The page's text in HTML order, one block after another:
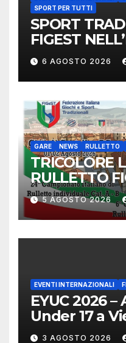
SPORT PER TUTTI
SPORT
FIGEST
MONDIALE:
CONVEGNO
LIMERICK
6 AGOSTO 2026
GARE NEWS RULLETTO
TRICOLORE
RULLETTO
DI5 AGOSTO 2026
EVENTI INTERNAZIONALI
EYUC 2026
Under 17 a
3 AGOSTO 2026